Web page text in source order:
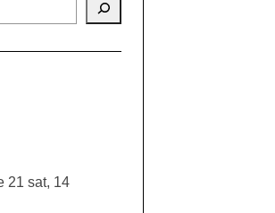
21 sat, 14